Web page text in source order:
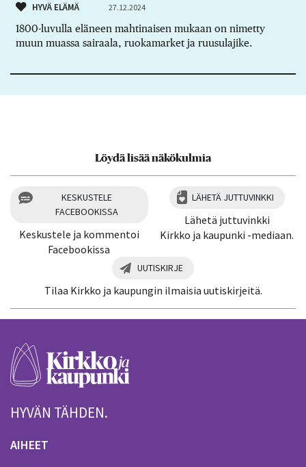
HYVÄ ELÄMÄ 27.12.2024
1800-luvulla eläneen mahtinaisen mukaan on nimetty
muun muassa sairaala, ruokamarket ja ruusulajike.
Löydä lisää näkökulmia
KESKUSTELE
FACEBOOKISSA
Keskustele ja kommentoi
Facebookissa
LÄHETÄ JUTTUVINKKI
Lähetä juttuvinkki
Kirkko ja kaupunki -mediaan.
UUTISKIRJE
Tilaa Kirkko ja kaupungin ilmaisia uutiskirjeitä.
HYVÄN TÄHDEN.
AIHEET